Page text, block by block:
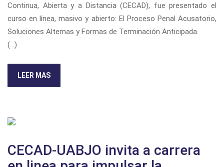
Continua, Abierta y a Distancia (CECAD), fue presentado el
curso en línea, masivo y abierto: El Proceso Penal Acusatorio,
Soluciones Alternas y Formas de Terminación Anticipada.
(...)
LEER MAS
CECAD-UABJO invita a carrera